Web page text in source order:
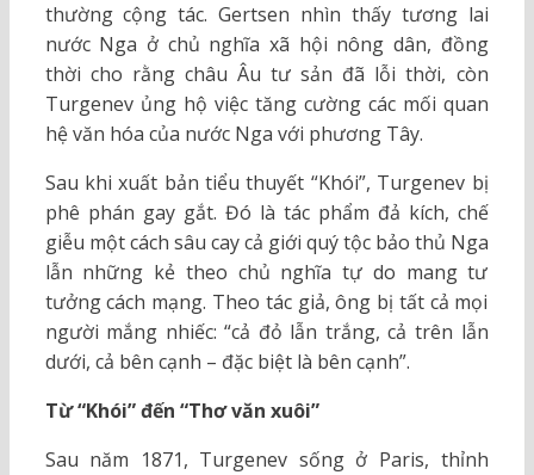
thường cộng tác. Gertsen nhìn thấy tương lai
nước Nga ở chủ nghĩa xã hội nông dân, đồng
thời cho rằng châu Âu tư sản đã lỗi thời, còn
Turgenev ủng hộ việc tăng cường các mối quan
hệ văn hóa của nước Nga với phương Tây.
Sau khi xuất bản tiểu thuyết “Khói”, Turgenev bị
phê phán gay gắt. Đó là tác phẩm đả kích, chế
giễu một cách sâu cay cả giới quý tộc bảo thủ Nga
lẫn những kẻ theo chủ nghĩa tự do mang tư
tưởng cách mạng. Theo tác giả, ông bị tất cả mọi
người mắng nhiếc: “cả đỏ lẫn trắng, cả trên lẫn
dưới, cả bên cạnh – đặc biệt là bên cạnh”.
Từ “Khói” đến “Thơ văn xuôi”
Sau năm 1871, Turgenev sống ở Paris, thỉnh